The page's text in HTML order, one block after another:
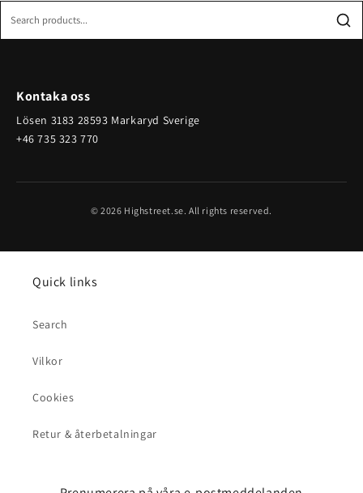
Kontaka oss
Lösen 3183 28593 Markaryd Sverige
+46 735 323 770
© 2026 Highstreet.se. All rights reserved.
Quick links
Search
Vilkor
Cookies
Retur & återbetalningar